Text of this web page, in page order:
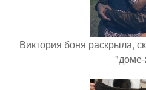
Виктория боня раскрыла,